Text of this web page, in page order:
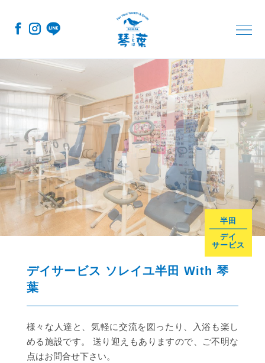
へ
キ
ッ
ョ
に
移
半田
デイ
サービス
デイサービス ソレイユ半田 With 琴
葉
様々な人達と、気軽に交流を図ったり、入浴も楽し
める施設です。 送り迎えもありますので、ご不明な
点はお問合せ下さい。